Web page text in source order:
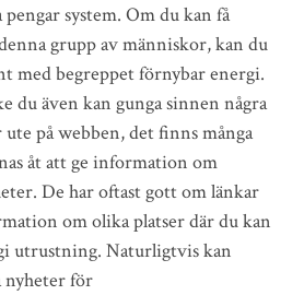
system. Om du kan få
grupp av människor, kan du
med begreppet förnybar energi.
du även kan gunga sinnen några
på webben, det finns många
åt att ge information om
De har oftast gott om länkar
om olika platser där du kan
utrustning. Naturligtvis kan
nyheter för